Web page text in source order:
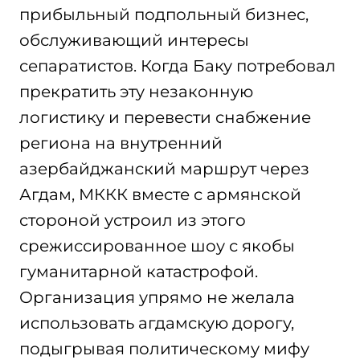
прибыльный подпольный бизнес,
обслуживающий интересы
сепаратистов. Когда Баку потребовал
прекратить эту незаконную
логистику и перевести снабжение
региона на внутренний
азербайджанский маршрут через
Агдам, МККК вместе с армянской
стороной устроил из этого
срежиссированное шоу с якобы
гуманитарной катастрофой.
Организация упрямо не желала
использовать агдамскую дорогу,
подыгрывая политическому мифу